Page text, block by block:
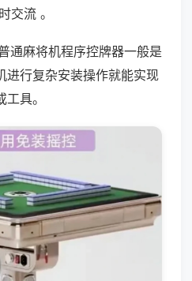
交流 。
通麻将机程序控牌器一般是
进行复杂安装操作就能实现
具。